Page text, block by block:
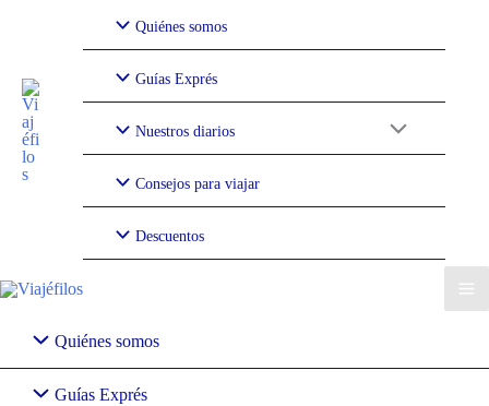
contenido
Quiénes somos
Guías Exprés
Nuestros diarios
Consejos para viajar
Descuentos
Quiénes somos
Guías Exprés